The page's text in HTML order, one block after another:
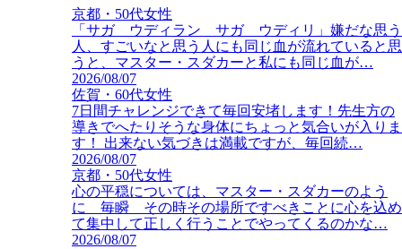
京都・50代女性
「サガ ウディラン サガ ウディリ」嫌だな思う
人、すごいなと思う人にも同じ血が流れていると思
うと、マスター・スダカーと私にも同じ血が…
2026/08/07
佐賀・60代女性
7日間チャレンジできて毎回安堵します！先生方の
導きでへたりそうな身体にちょっと気合いが入りま
す！ 出来ない気づきは満載ですが、毎回続…
2026/08/07
京都・50代女性
心の平穏については、マスター・スダカーのよう
に 毎瞬 その時その場所ですべきことに心を込め
て集中して正しく行うことでやってくるのかな…
2026/08/07
北海道・60代女性
もう最終日
ヨガをすることはヨガム
私も練
習を続けて小さな幸運を積み重ねていきたいです
2026/07/10